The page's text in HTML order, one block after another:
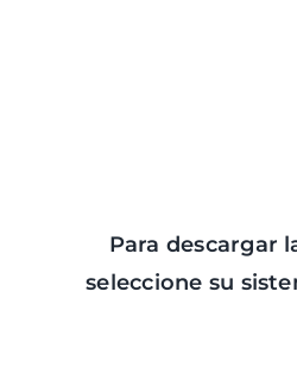
Para descargar
seleccione su